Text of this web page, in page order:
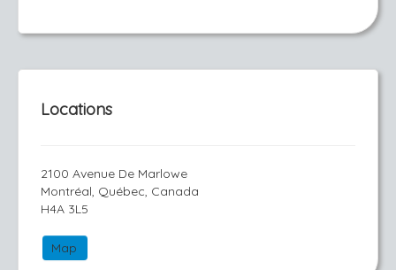
Locations
2100 Avenue De Marlowe
Montréal, Québec, Canada
H4A 3L5
Map